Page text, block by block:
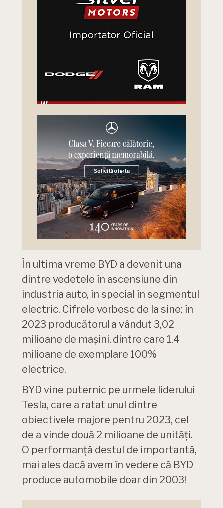
În ultima vreme BYD a devenit una
dintre vedetele în ascensiune din
industria auto, în special în segmentul
electric. Cifrele vorbesc de la sine: în
2023 producătorul a vândut 3,02
milioane de mașini, dintre care 1,4
milioane de exemplare 100%
electrice.
BYD vine puternic pe urmele liderului
Tesla, care a ratat unul dintre
obiectivele majore pentru 2023, cel
de a vinde două 2 milioane de unități.
O performanță destul de importantă,
mai ales dacă avem în vedere că BYD
produce automobile doar din 2003!